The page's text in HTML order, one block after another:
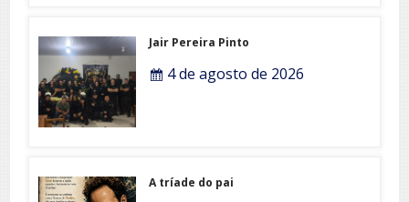
Jair Pereira Pinto
4 de agosto de 2026
A tríade do pai